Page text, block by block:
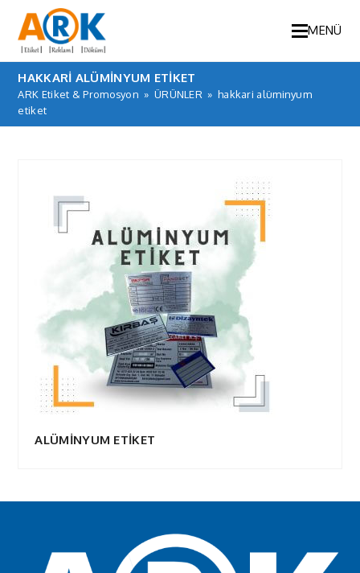
MENÜ
HAKKARI ALÜMINYUM ETIKET
ARK Etiket & Promosyon » ÜRÜNLER » hakkari alüminyum
etiket
ALÜMİNYUM ETİKET